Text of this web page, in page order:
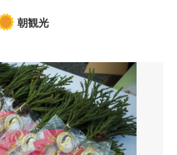
朝観光